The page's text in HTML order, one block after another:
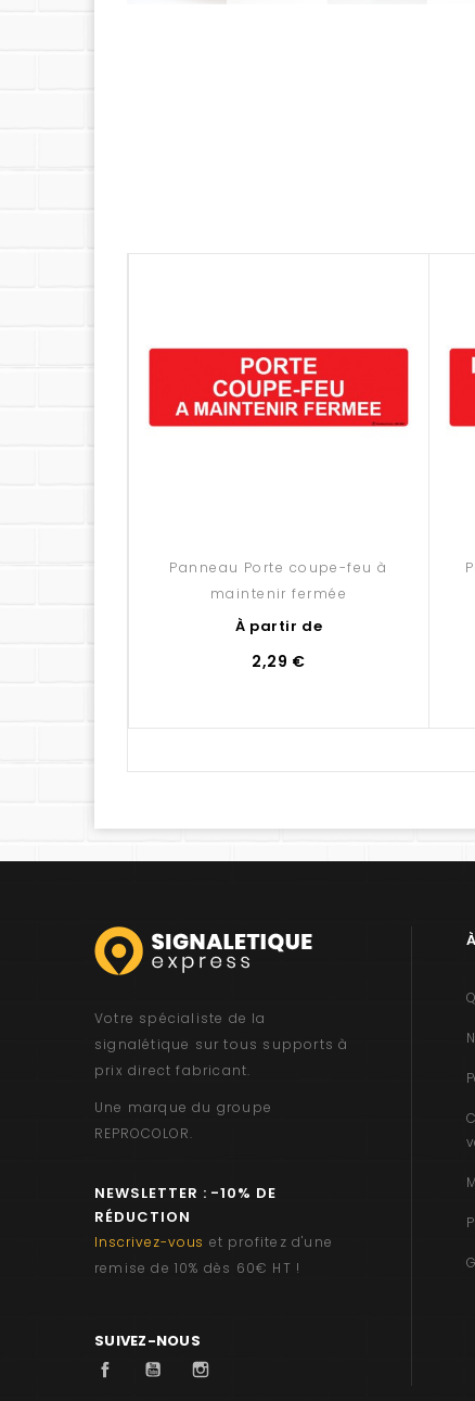
Panneau Porte coupe-feu à
maintenir fermée
À partir de
2,29 €
Votre spécialiste de la
signalétique sur tous supports à
prix direct fabricant.
Une marque du groupe
REPROCOLOR.
NEWSLETTER : -10% DE
RÉDUCTION
Inscrivez-vous et profitez d'une
remise de 10% dès 60€ HT !
SUIVEZ-NOUS
FacebookYouTube